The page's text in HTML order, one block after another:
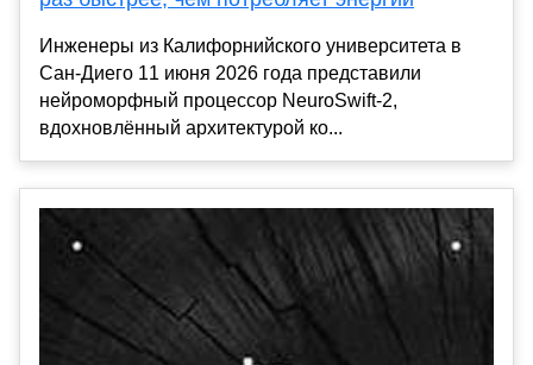
Инженеры из Калифорнийского университета в
Сан-Диего 11 июня 2026 года представили
нейроморфный процессор NeuroSwift-2,
вдохновлённый архитектурой ко...